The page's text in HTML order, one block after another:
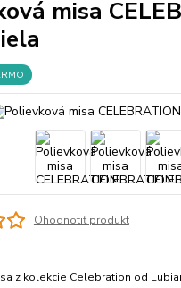
misa
Ohodnotiť produkt
z kolekcie Celebration od